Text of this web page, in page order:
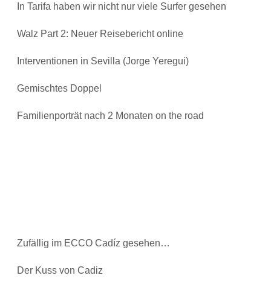
In Tarifa haben wir nicht nur viele Surfer gesehen
Walz Part 2: Neuer Reisebericht online
Interventionen in Sevilla (Jorge Yeregui)
Gemischtes Doppel
Familienporträt nach 2 Monaten on the road
Zufällig im ECCO Cadíz gesehen…
Der Kuss von Cadiz